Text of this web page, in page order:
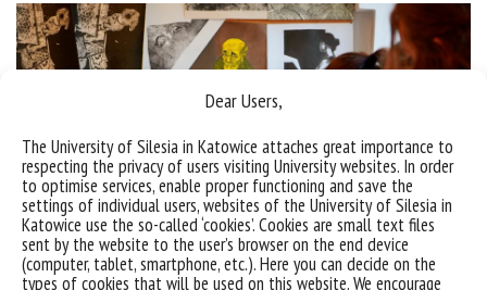
Dear Users,
The University of Silesia in Katowice attaches great importance to
respecting the privacy of users visiting University websites. In order
to optimise services, enable proper functioning and save the
settings of individual users, websites of the University of Silesia in
Katowice use the so-called ‘cookies’. Cookies are small text files
sent by the website to the user’s browser on the end device
(computer, tablet, smartphone, etc.). Here you can decide on the
types of cookies that will be used on this website. We encourage